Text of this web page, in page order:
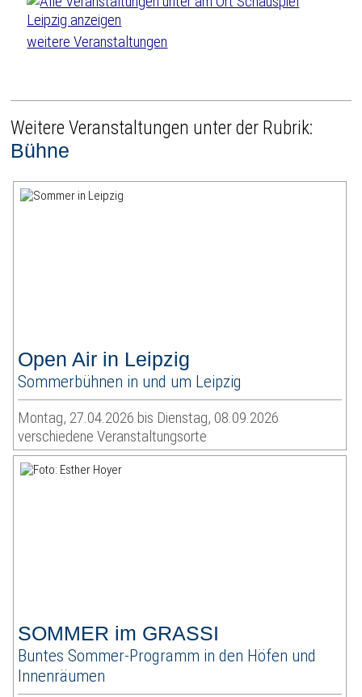
weitere Veranstaltungen
Weitere Veranstaltungen unter der Rubrik:
Bühne
Open Air in Leipzig
Sommerbühnen in und um Leipzig
Montag, 27.04.2026 bis Dienstag, 08.09.2026
verschiedene Veranstaltungsorte
SOMMER im GRASSI
Buntes Sommer-Programm in den Höfen und
Innenräumen